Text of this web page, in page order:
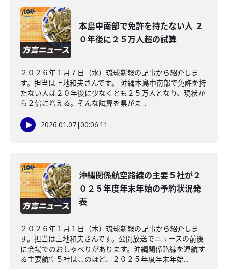
本島中南部で免許を持たない人 ２
０年後に２５万人超の試算
２０２６年１月７日（水）琉球新報の記事から紹介しま
す。担当は上地和夫さんです。 沖縄本島中南部で免許を持
たない人は２０年後に少なくとも２５万人となり、現状か
ら２倍に増える。そんな試算を県がま...
2026.01.07|00:06:11
沖縄関係航空路線の主要５社が２
０２５年度年末年始の予約状況発
表
２０２６年１月１日（木）琉球新報の記事から紹介しま
す。担当は上地和夫さんです。公開放送でニュースの前後
に会場でのおしゃべりがあります。沖縄関係路線を運航す
る主要航空５社はこのほど、２０２５年度年末年始...